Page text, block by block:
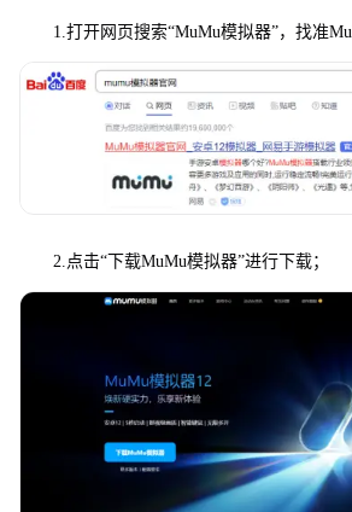
1.打开网页搜索“MuMu模拟器”，找准
2.点击“下载MuMu模拟器”进行下载；